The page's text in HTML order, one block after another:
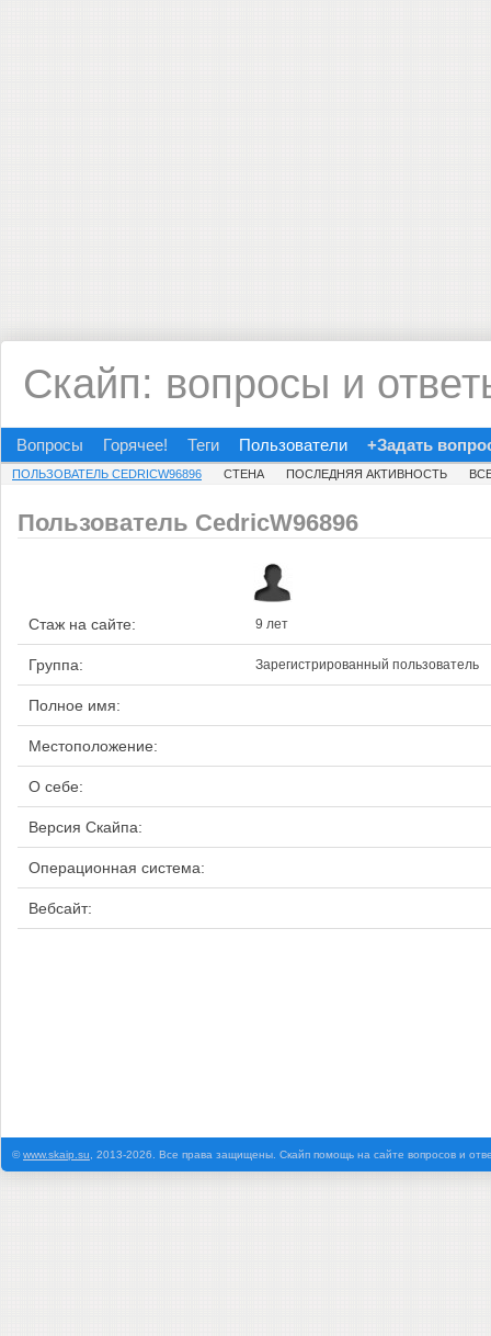
Скайп: вопросы и
Вопросы Горячее! Теги Пользователи +Задать
ПОЛЬЗОВАТЕЛЬ CEDRICW96896 СТЕНА ПОСЛЕДНЯЯ АКТИВНОСТЬ
Пользователь CedricW96896
Стаж на сайте: 9 лет
Группа: Зарегистрированный пользователь
Полное имя:
Местоположение:
О себе:
Версия Скайпа:
Операционная система:
Вебсайт:
©www.skaip.su , 2013-2026. Все права защищены. Скайп помощь на сайте вопросов и